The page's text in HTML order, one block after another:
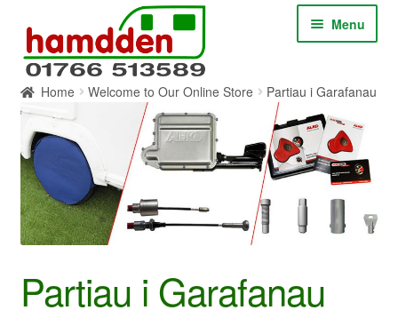
navigation
content
Menu
Cartref
Amdanom
Cyswllt
Siop ar-lein
Home Welcome to Our Online Store Partiau i Garafanau
Partiau i Garafanau